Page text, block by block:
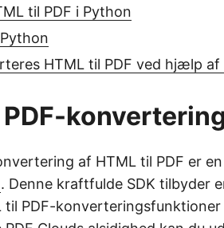
til PDF i Python
HTML til PDF ved hjælp
konvertering
af HTML til PDF er
. Denne kraftfulde SDK tilbyder
til PDF-